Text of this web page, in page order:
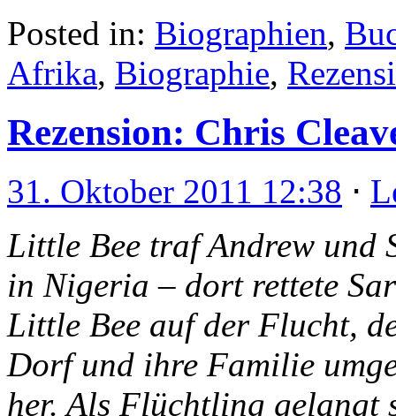
Posted in: Biographien,
Afrika, Biographie,
Rezension: Chris
31. Oktober 2011 12:38 ⋅
Little Bee traf Andrew und
in Nigeria – dort rettete
Little Bee auf der Flucht,
Dorf und ihre Familie
her. Als Flüchtling gelangt